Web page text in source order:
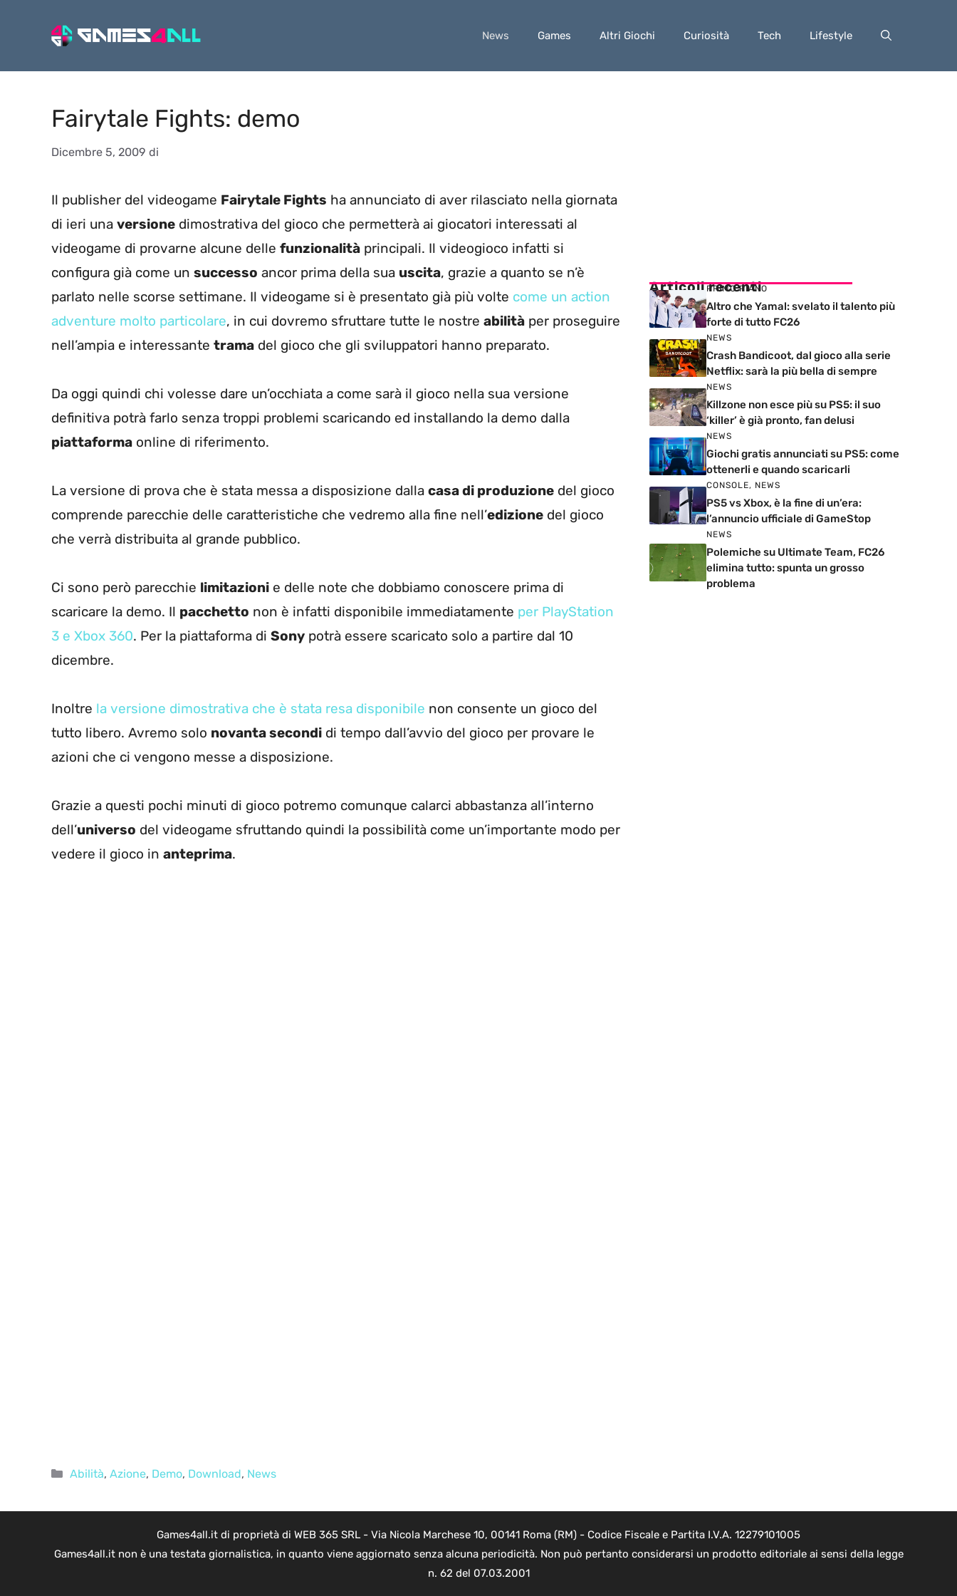
News Games Altri Giochi Curiosità Tech Lifestyle
Fairytale Fights: demo
Dicembre 5, 2009 di
Il publisher del videogame Fairytale Fights ha annunciato di aver rilasciato nella giornata
di ieri una versione dimostrativa del gioco che permetterà ai giocatori interessati al
videogame di provarne alcune delle funzionalità principali. Il videogioco infatti si
configura già come un successo ancor prima della sua uscita, grazie a quanto se n’è
parlato nelle scorse settimane. Il videogame si è presentato già più volte come un action
adventure molto particolare, in cui dovremo sfruttare tutte le nostre abilità per proseguire
nell’ampia e interessante trama del gioco che gli sviluppatori hanno preparato.
Da oggi quindi chi volesse dare un’occhiata a come sarà il gioco nella sua versione
definitiva potrà farlo senza troppi problemi scaricando ed installando la demo dalla
piattaforma online di riferimento.
La versione di prova che è stata messa a disposizione dalla casa di produzione del gioco
comprende parecchie delle caratteristiche che vedremo alla fine nell’edizione del gioco
che verrà distribuita al grande pubblico.
Ci sono però parecchie limitazioni e delle note che dobbiamo conoscere prima di
scaricare la demo. Il pacchetto non è infatti disponibile immediatamente per PlayStation
3 e Xbox 360. Per la piattaforma di Sony potrà essere scaricato solo a partire dal 10
dicembre.
Inoltre la versione dimostrativa che è stata resa disponibile non consente un gioco del
tutto libero. Avremo solo novanta secondi di tempo dall’avvio del gioco per provare le
azioni che ci vengono messe a disposizione.
Grazie a questi pochi minuti di gioco potremo comunque calarci abbastanza all’interno
dell’universo del videogame sfruttando quindi la possibilità come un’importante modo per
vedere il gioco in anteprima.
Categorie
Abilità, Azione, Demo, Download, News
Articoli recenti
PRIMO PIANO
Altro che Yamal: svelato il talento più
forte di tutto FC26
NEWS
Crash Bandicoot, dal gioco alla serie
Netflix: sarà la più bella di sempre
NEWS
Killzone non esce più su PS5: il suo
‘killer’ è già pronto, fan delusi
NEWS
Giochi gratis annunciati su PS5: come
ottenerli e quando scaricarli
CONSOLE, NEWS
PS5 vs Xbox, è la fine di un’era:
l’annuncio ufficiale di GameStop
NEWS
Polemiche su Ultimate Team, FC26
elimina tutto: spunta un grosso
problema
Games4all.it di proprietà di WEB 365 SRL - Via Nicola Marchese 10, 00141 Roma (RM) - Codice Fiscale e Partita I.V.A. 12279101005
Games4all.it non è una testata giornalistica, in quanto viene aggiornato senza alcuna periodicità. Non può pertanto considerarsi un prodotto editoriale ai sensi della legge
n. 62 del 07.03.2001